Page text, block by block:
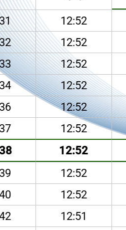
12:52
12:52
12:52
12:52
12:52
12:52
12:52
12:52
12:52
12:51